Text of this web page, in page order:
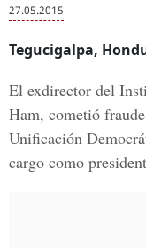
27.05.2015
Tegucigalpa,
El exdirector del
Ham, cometió
Unificación
cargo como